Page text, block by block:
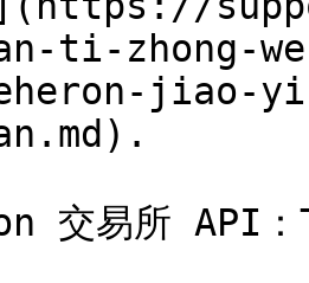
ti-zhong-
jiao-
交易所 API：